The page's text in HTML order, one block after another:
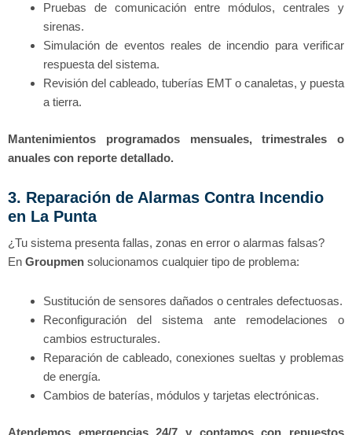
Pruebas de comunicación entre módulos, centrales y
sirenas.
Simulación de eventos reales de incendio para verificar
respuesta del sistema.
Revisión del cableado, tuberías EMT o canaletas, y puesta
a tierra.
Mantenimientos programados mensuales, trimestrales o
anuales con reporte detallado.
3. Reparación de Alarmas Contra Incendio
en La Punta
¿Tu sistema presenta fallas, zonas en error o alarmas falsas?
En Groupmen solucionamos cualquier tipo de problema:
Sustitución de sensores dañados o centrales defectuosas.
Reconfiguración del sistema ante remodelaciones o
cambios estructurales.
Reparación de cableado, conexiones sueltas y problemas
de energía.
Cambios de baterías, módulos y tarjetas electrónicas.
Atendemos emergencias 24/7 y contamos con repuestos